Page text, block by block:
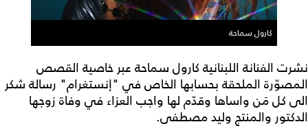
كارول سماحة
نشرت الفنانة اللبنانية كارول سماحة عبر خاصية القصص
المصوّرة الملحقة بحسابها الخاص في "إنستغرام" رسالة شكر
الى كل مَن واساها وقدّم لها واجب العزاء في وفاة زوجها
الدكتور والمنتج وليد مصطفى.